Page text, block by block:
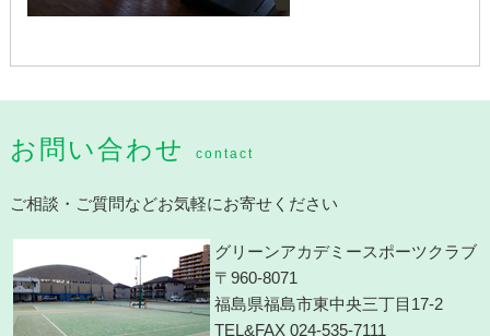
お問い合わせ contact
ご相談・ご質問などお気軽にお寄せください
グリーンアカデミースポーツクラブ
〒960-8071
福島県福島市東中央三丁目17-2
TEL&FAX 024-535-7111